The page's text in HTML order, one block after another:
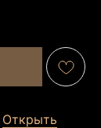
Открыть